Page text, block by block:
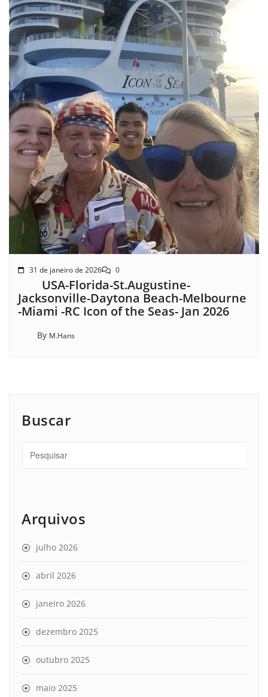
31 de janeiro de 2026 0
USA-Florida-St.Augustine-
Jacksonville-Daytona Beach-Melbourne
-Miami -RC Icon of the Seas- Jan 2026
By M.Hans
Buscar
Arquivos
julho 2026
abril 2026
janeiro 2026
dezembro 2025
outubro 2025
maio 2025